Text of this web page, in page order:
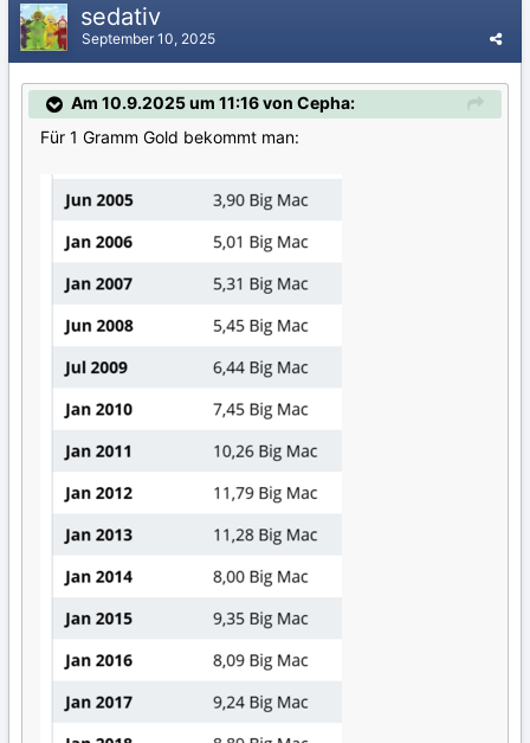
sedativ
September 10, 2025
Am 10.9.2025 um 11:16 von Cepha:
Für 1 Gramm Gold bekommt man: